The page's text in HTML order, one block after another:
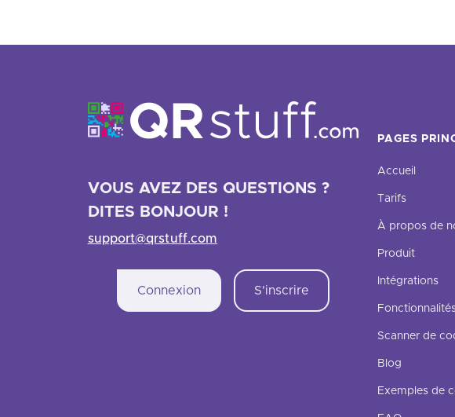
VOUS AVEZ DES QUESTIONS ?
DITES BONJOUR !
support@qrstuff.com
Connexion S'inscrire
PAGES
Accueil
Tarifs
À propos de
Produit
Intégrations
Scanner de
Blog
Exemples de